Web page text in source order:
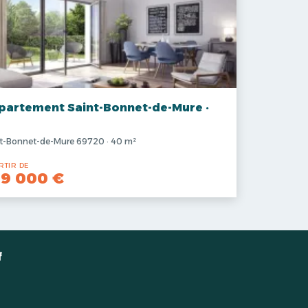
Saint-Bonnet-de-Mure ·
Bonnet-de-Mure 69720 · 40 m²
DE
000 €